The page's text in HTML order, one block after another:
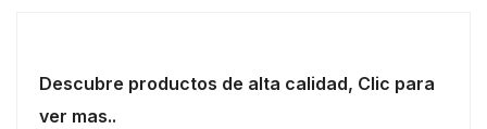
Descubre productos de alta calidad, Clic para
ver mas..